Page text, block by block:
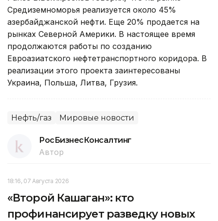
Средиземноморья реализуется около 45%
азербайджанской нефти. Еще 20% продается на
рынках Северной Америки. В настоящее время
продолжаются работы по созданию
Евроазиатского нефтетранспортного коридора. В
реализации этого проекта заинтересованы
Украина, Польша, Литва, Грузия.
Нефть/газ Мировые новости
РосБизнесКонсалтинг
Автор
18:16, 07 Августа 2026
«Второй Кашаган»: кто
профинансирует разведку новых